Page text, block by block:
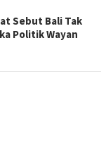
Sebut Bali Tak
Politik Wayan